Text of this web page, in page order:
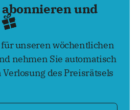
und
unseren wöchentlichen
nehmen Sie automatisch
des Preisrätsels